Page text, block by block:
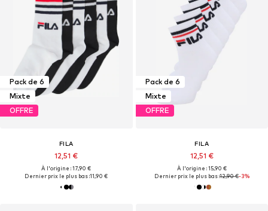
Pack de 6
Mixte
OFFRE
FILA
12,51 €
À l'origine : 17,90 €
Dernier prix le plus bas :11,90 €
Pack de 6
Mixte
OFFRE
FILA
12,51 €
À l'origine : 15,90 €
Dernier prix le plus bas :12,90 €-3%